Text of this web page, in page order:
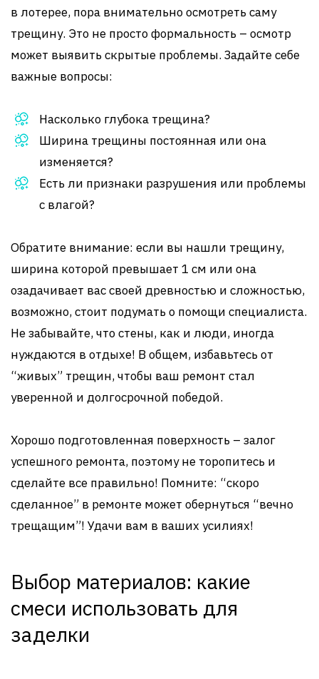
в лотерее, пора внимательно осмотреть саму
трещину. Это не просто формальность – осмотр
может выявить скрытые проблемы. Задайте себе
важные вопросы:
Насколько глубока трещина?
Ширина трещины постоянная или она
изменяется?
Есть ли признаки разрушения или проблемы
с влагой?
Обратите внимание: если вы нашли трещину,
ширина которой превышает 1 см или она
озадачивает вас своей древностью и сложностью,
возможно, стоит подумать о помощи специалиста.
Не забывайте, что стены, как и люди, иногда
нуждаются в отдыхе! В общем, избавьтесь от
“живых” трещин, чтобы ваш ремонт стал
уверенной и долгосрочной победой.
Хорошо подготовленная поверхность – залог
успешного ремонта, поэтому не торопитесь и
сделайте все правильно! Помните: “скоро
сделанное” в ремонте может обернуться “вечно
трещащим”! Удачи вам в ваших усилиях!
Выбор материалов: какие
смеси использовать для
заделки